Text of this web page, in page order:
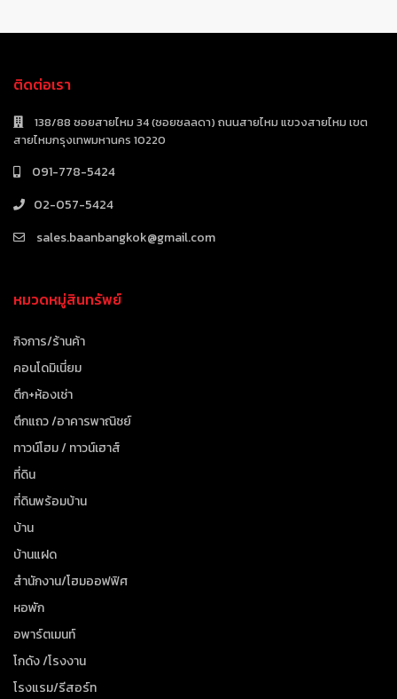
ติดต่อเรา
138/88 ซอยสายไหม 34 (ซอยชลลดา) ถนนสายไหม แขวงสายไหม เขต
สายไหมกรุงเทพมหานคร 10220
091-778-5424
02-057-5424
sales.baanbangkok@gmail.com
หมวดหมู่สินทรัพย์
กิจการ/ร้านค้า
คอนโดมิเนี่ยม
ตึก+ห้องเช่า
ตึกแถว /อาคารพาณิชย์
ทาวน์โฮม / ทาวน์เฮาส์
ที่ดิน
ที่ดินพร้อมบ้าน
บ้าน
บ้านแฝด
สำนักงาน/โฮมออฟฟิศ
หอพัก
อพาร์ตเมนท์
โกดัง /โรงงาน
โรงแรม/รีสอร์ท